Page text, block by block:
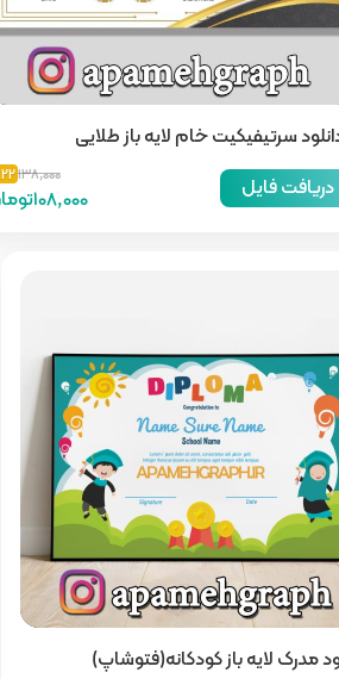
سرتیفیکیت خام لایه باز طلایی
دریافت فایل
138,00022 ٪
108,000تومان
مدرک لایه باز کودکانه(فتوشاپ)